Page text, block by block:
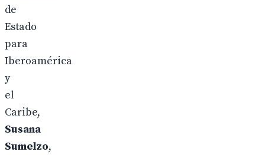
de
Estado
para
Iberoamérica
y
el
Caribe,
Susana
Sumelzo,